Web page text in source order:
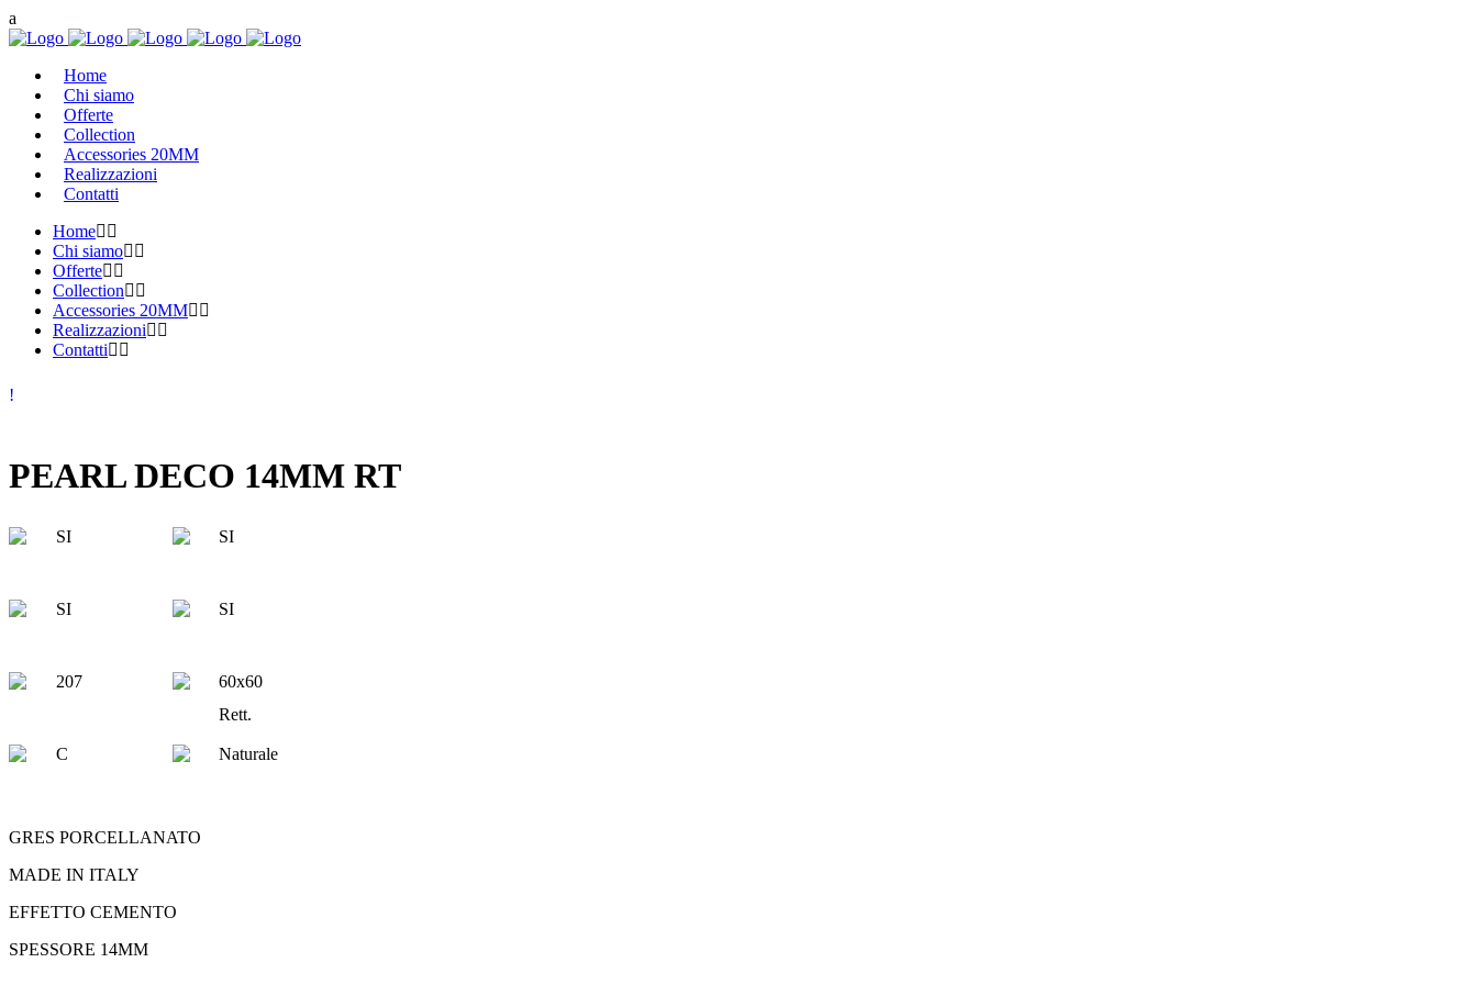
Home
Chi siamo
Offerte
Collection
Accessories 20MM
Realizzazioni
Contatti
Home
Chi siamo
Offerte
Collection
Accessories 20MM
Realizzazioni
Contatti
PEARL DECO 14MM RT
SI SI
SI SI
207
60x60
Rett.
C Naturale
GRES PORCELLANATO
MADE IN ITALY
EFFETTO CEMENTO
SPESSORE 14MM